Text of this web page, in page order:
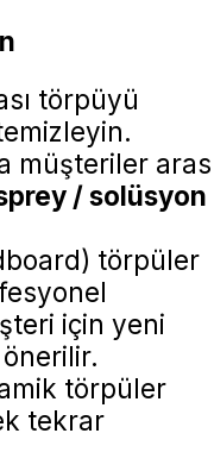
törpüyü
müşteriler
/ solüsyon
törpüler
için yeni
törpüler
tekrar